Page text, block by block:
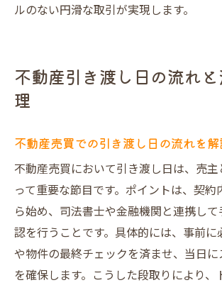
ルのない円滑な取引が実現します。
不動産引き渡し日の流れ
理
不動産売買での引き渡し日の流れを
不動産売買において引き渡し日は、売
って重要な節目です。ポイントは、契
ら始め、司法書士や金融機関と連携し
認を行うことです。具体的には、事前
や物件の最終チェックを済ませ、当日
を確保します。こうした段取りにより